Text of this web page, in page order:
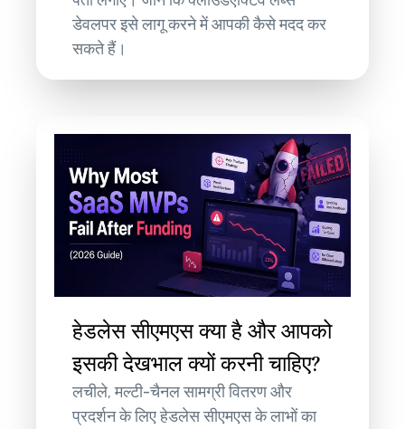
डेवलपर इसे लागू करने में आपकी कैसे मदद कर
सकते हैं।
हेडलेस सीएमएस क्या है और आपको
इसकी देखभाल क्यों करनी चाहिए?
लचीले, मल्टी-चैनल सामग्री वितरण और
प्रदर्शन के लिए हेडलेस सीएमएस के लाभों का